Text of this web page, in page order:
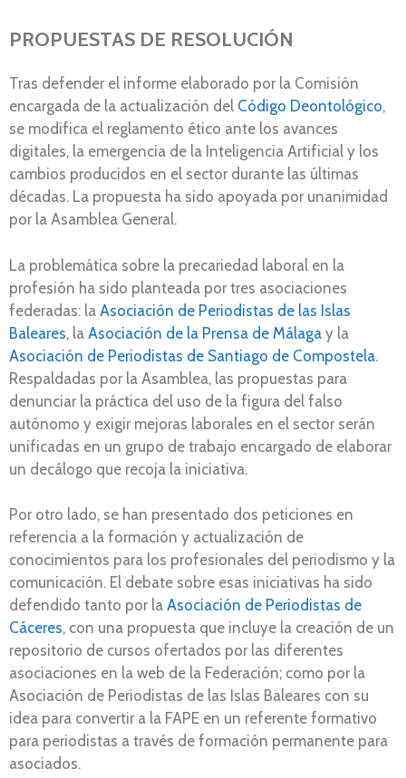
PROPUESTAS DE RESOLUCIÓN
Tras defender el informe elaborado por la Comisión
encargada de la actualización del Código Deontológico,
se modifica el reglamento ético ante los avances
digitales, la emergencia de la Inteligencia Artificial y los
cambios producidos en el sector durante las últimas
décadas. La propuesta ha sido apoyada por unanimidad
por la Asamblea General.
La problemática sobre la precariedad laboral en la
profesión ha sido planteada por tres asociaciones
federadas: la Asociación de Periodistas de las Islas
Baleares, la Asociación de la Prensa de Málaga y la
Asociación de Periodistas de Santiago de Compostela.
Respaldadas por la Asamblea, las propuestas para
denunciar la práctica del uso de la figura del falso
autónomo y exigir mejoras laborales en el sector serán
unificadas en un grupo de trabajo encargado de elaborar
un decálogo que recoja la iniciativa.
Por otro lado, se han presentado dos peticiones en
referencia a la formación y actualización de
conocimientos para los profesionales del periodismo y la
comunicación. El debate sobre esas iniciativas ha sido
defendido tanto por la Asociación de Periodistas de
Cáceres, con una propuesta que incluye la creación de un
repositorio de cursos ofertados por las diferentes
asociaciones en la web de la Federación; como por la
Asociación de Periodistas de las Islas Baleares con su
idea para convertir a la FAPE en un referente formativo
para periodistas a través de formación permanente para
asociados.